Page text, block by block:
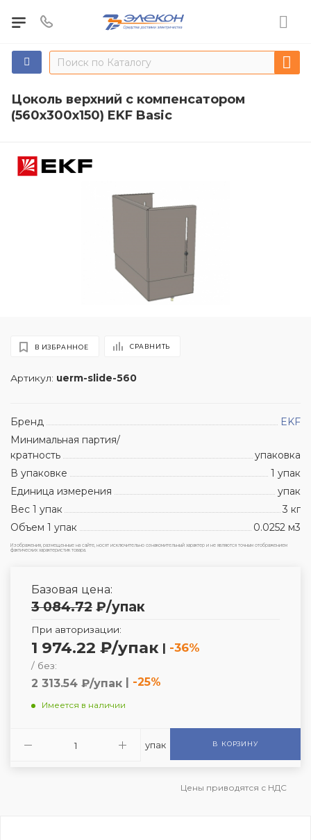
Цоколь верхний с компенсатором
(560х300х150) EKF Basic
Артикул: uerm-slide-560
В ИЗБРАННОЕ СРАВНИТЬ
Бренд
EKF
Минимальная партия/
кратность
упаковка
В упаковке
1 упак
Единица измерения
упак
Вес 1 упак
3 кг
Объем 1 упак
0.0252 м3
Изображения, размещенные на сайте, носят исключительно ознакомительный характер и не являются точным отображением
фактических характеристик товара.
Базовая цена:
3 084.72 ₽/упак
При авторизации:
1 974.22 ₽/упак | -36%
/ без:
2 313.54 ₽/упак | -25%
Имеется в наличии
упак В КОРЗИНУ
Цены приводятся с НДС